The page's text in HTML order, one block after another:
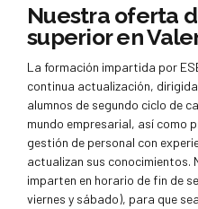
Nuestra oferta
superior en
La formación impartida por
continua actualización,
alumnos de segundo ciclo de
mundo empresarial, así como
gestión de personal con
actualizan sus conocimientos.
imparten en horario de fin de
viernes y sábado), para que